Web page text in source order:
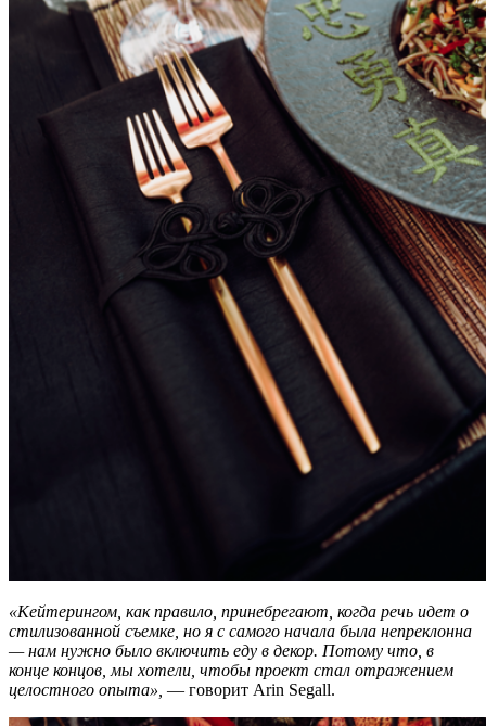
«Кейтерингом, как правило, принебрегают, когда речь идет о
стилизованной съемке, но я с самого начала была непреклонна
— нам нужно было включить еду в декор. Потому что, в
конце концов, мы хотели, чтобы проект стал отражением
целостного опыта», — говорит Arin Segall.